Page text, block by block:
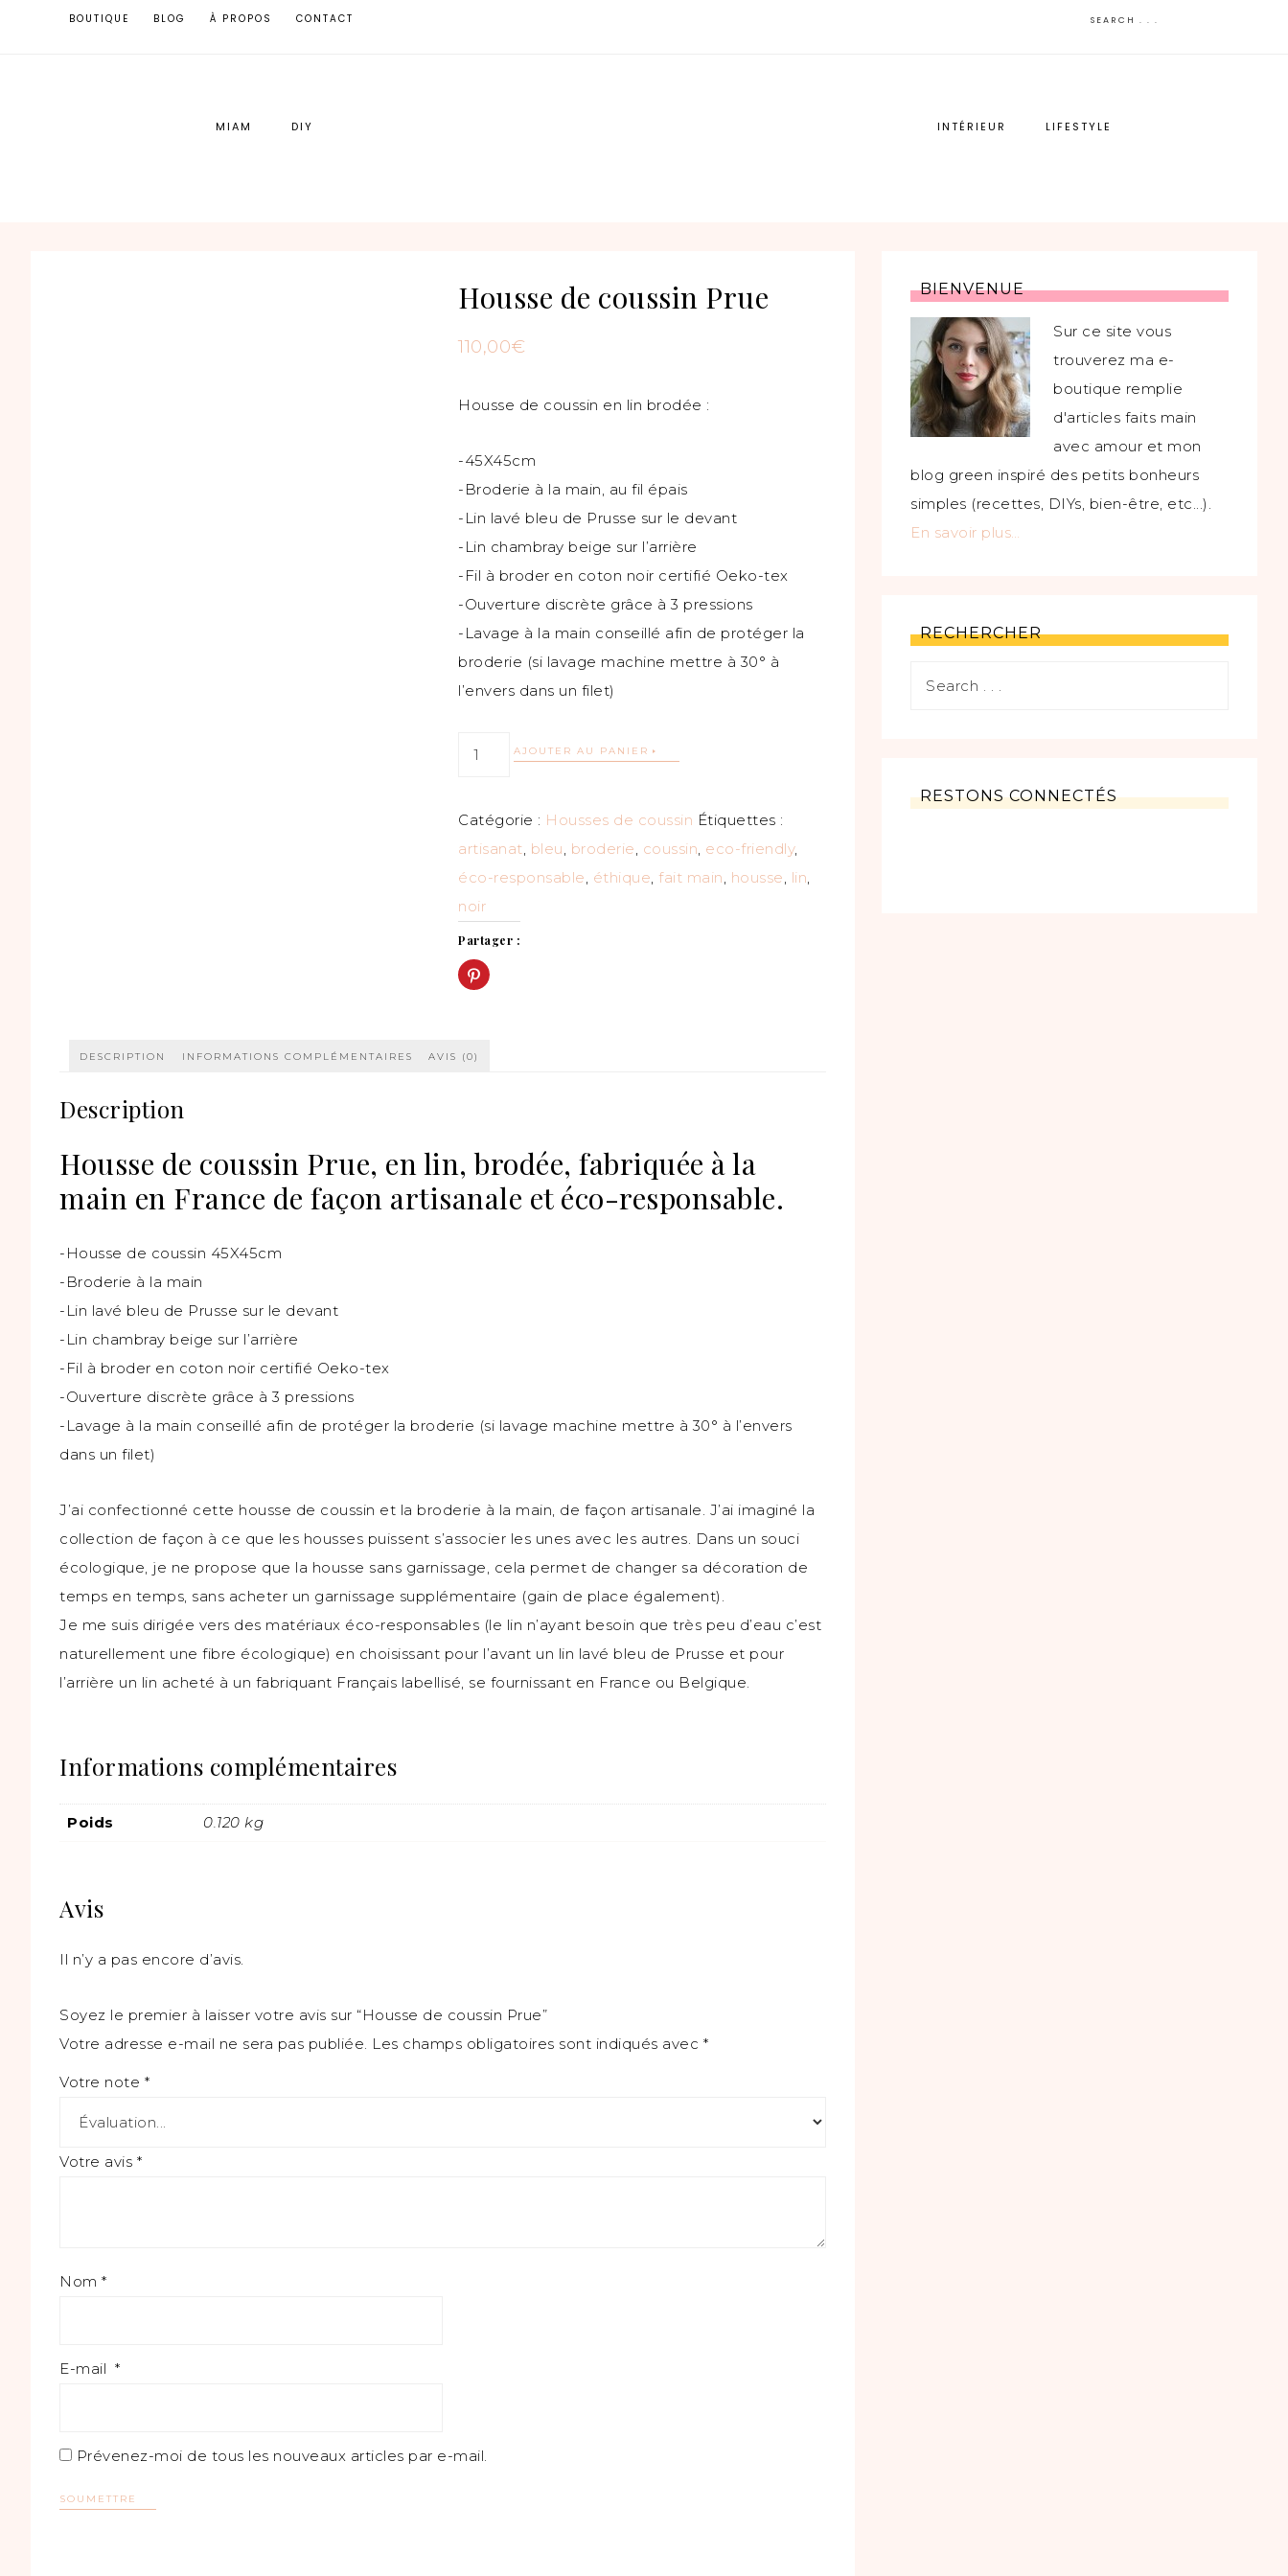
BOUTIQUE BLOG À PROPOS CONTACT
MIAM DIY INTÉRIEUR LIFESTYLE
Housse de coussin Prue
110,00€
Housse de coussin en lin brodée :
-45X45cm
-Broderie à la main, au fil épais
-Lin lavé bleu de Prusse sur le devant
-Lin chambray beige sur l’arrière
-Fil à broder en coton noir certifié Oeko-tex
-Ouverture discrète grâce à 3 pressions
-Lavage à la main conseillé afin de protéger la
broderie (si lavage machine mettre à 30° à
l’envers dans un filet)
AJOUTER AU PANIER
Catégorie : Housses de coussin Étiquettes :
artisanat, bleu, broderie, coussin, eco-friendly,
éco-responsable, éthique, fait main, housse, lin,
noir
Partager :
Cliquez
pour
DESCRIPTION INFORMATIONS COMPLÉMENTAIRES AVIS (0)
Description
Housse de coussin Prue, en lin, brodée, fabriquée à la
main en France de façon artisanale et éco-responsable.
-Housse de coussin 45X45cm
-Broderie à la main
-Lin lavé bleu de Prusse sur le devant
-Lin chambray beige sur l’arrière
-Fil à broder en coton noir certifié Oeko-tex
-Ouverture discrète grâce à 3 pressions
-Lavage à la main conseillé afin de protéger la broderie (si lavage machine mettre à 30° à l’envers
dans un filet)
J’ai confectionné cette housse de coussin et la broderie à la main, de façon artisanale. J’ai imaginé la
collection de façon à ce que les housses puissent s’associer les unes avec les autres. Dans un souci
écologique, je ne propose que la housse sans garnissage, cela permet de changer sa décoration de
temps en temps, sans acheter un garnissage supplémentaire (gain de place également).
Je me suis dirigée vers des matériaux éco-responsables (le lin n’ayant besoin que très peu d’eau c’est
naturellement une fibre écologique) en choisissant pour l’avant un lin lavé bleu de Prusse et pour
l’arrière un lin acheté à un fabriquant Français labellisé, se fournissant en France ou Belgique.
Informations complémentaires
Poids 0.120 kg
Avis
Il n’y a pas encore d’avis.
Soyez le premier à laisser votre avis sur “Housse de coussin Prue”
Votre adresse e-mail ne sera pas publiée. Les champs obligatoires sont indiqués avec *
Votre note *
Votre avis *
Nom *
E-mail *
Prévenez-moi de tous les nouveaux articles par e-mail.
BIENVENUE
Sur ce site vous
trouverez ma e-
boutique remplie
d'articles faits main
avec amour et mon
blog green inspiré des petits bonheurs
simples (recettes, DIYs, bien-être, etc...).
En savoir plus…
RECHERCHER
RESTONS CONNECTÉS